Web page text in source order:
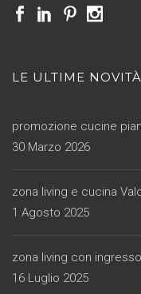
LE ULTIME NOVITÀ
promozione cucine
30 Marzo 2026
zona living e cucina
1 Agosto 2025
zona living con
16 Luglio 2025